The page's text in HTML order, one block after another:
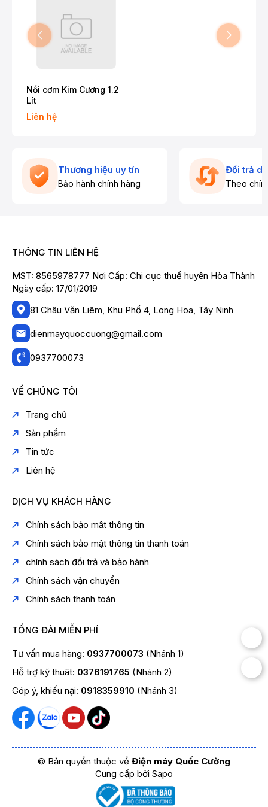
Nồi cơm Kim Cương 1.2
Lít
Liên hệ
Thương hiệu uy tín
Bảo hành chính hãng
Đổi trả
Theo
THÔNG TIN LIÊN HỆ
MST: 8565978777 Nơi Cấp: Chi cục thuế huyện Hòa Thành
Ngày cấp: 17/01/2019
81 Châu Văn Liêm, Khu Phố 4, Long Hoa, Tây Ninh
dienmayquoccuong@gmail.com
0937700073
VỀ CHÚNG TÔI
Trang chủ
Sản phẩm
Tin tức
Liên hệ
DỊCH VỤ KHÁCH HÀNG
Chính sách bảo mật thông tin
Chính sách bảo mật thông tin thanh toán
chính sách đổi trả và bảo hành
Chính sách vận chuyển
Chính sách thanh toán
TỔNG ĐÀI MIỄN PHÍ
Tư vấn mua hàng: 0937700073 (Nhánh 1)
Hỗ trợ kỹ thuật: 0376191765 (Nhánh 2)
Góp ý, khiếu nại: 0918359910 (Nhánh 3)
© Bản quyền thuộc về Điện máy Quốc Cường
Cung cấp bởi Sapo